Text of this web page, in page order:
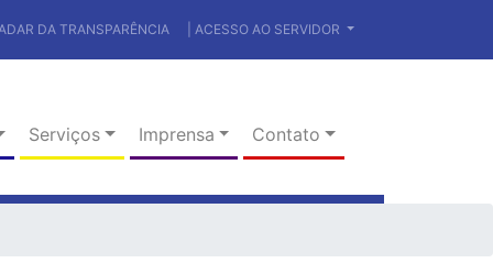
DA TRANSPARÊNCIA | ACESSO AO SERVIDOR
Serviços Imprensa Contato